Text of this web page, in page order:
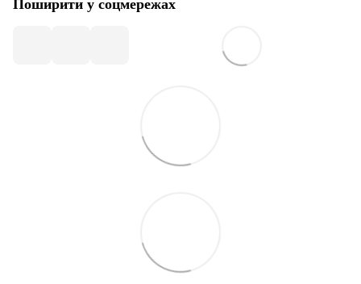
Поширити у соцмережах